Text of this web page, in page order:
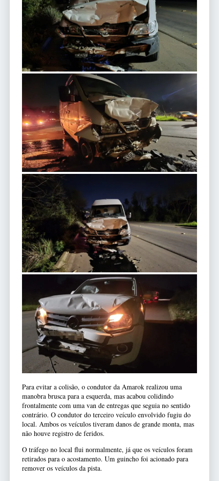
Para evitar a colisão, o condutor da Amarok realizou uma
manobra brusca para a esquerda, mas acabou colidindo
frontalmente com uma van de entregas que seguia no sentido
contrário. O condutor do terceiro veículo envolvido fugiu do
local. Ambos os veículos tiveram danos de grande monta, mas
não houve registro de feridos.
O tráfego no local flui normalmente, já que os veículos foram
retirados para o acostamento. Um guincho foi acionado para
remover os veículos da pista.